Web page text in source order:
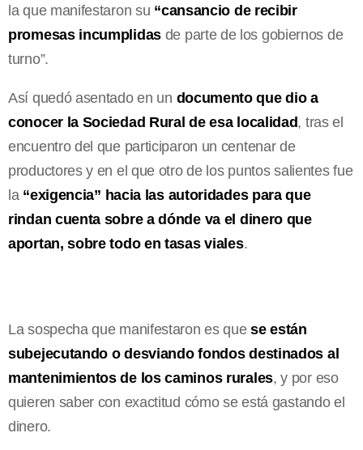
la que manifestaron su “cansancio de recibir
promesas incumplidas de parte de los gobiernos de
turno”.
Así quedó asentado en un documento que dio a
conocer la Sociedad Rural de esa localidad, tras el
encuentro del que participaron un centenar de
productores y en el que otro de los puntos salientes fue
la “exigencia” hacia las autoridades para que
rindan cuenta sobre a dónde va el dinero que
aportan, sobre todo en tasas viales.
La sospecha que manifestaron es quese están
subejecutando o desviando fondos destinados al
mantenimientos de los caminos rurales, y por eso
quieren saber con exactitud cómo se está gastando el
dinero.